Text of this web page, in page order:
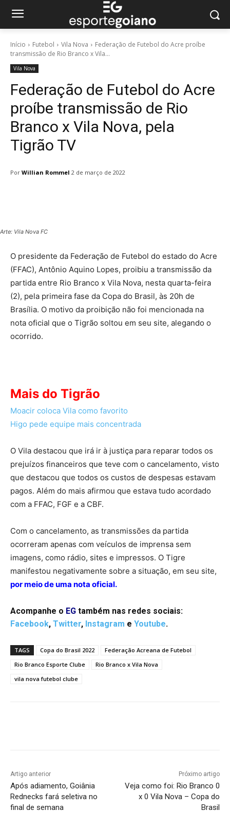
Início Futebol Vila Nova
Federação de Futebol do Acre proíbe
transmissão de Rio Branco x Vila...
Vila Nova
Federação de Futebol do Acre
proíbe transmissão de Rio
Branco x Vila Nova, pela
Tigrão TV
Por Willian Rommel 2 de março de 2022
Arte: Vila Nova FC
O presidente da Federação de Futebol do estado do Acre
(FFAC), Antônio Aquino Lopes, proibiu a transmissão da
partida entre Rio Branco x Vila Nova, nesta quarta-feira
(2), pela primeira fase da Copa do Brasil, às 20h de
Brasília. O motivo da proibição não foi mencionada na
nota oficial que o Tigrão soltou em seu site, alegando o
ocorrido.
Mais do Tigrão
Moacir coloca Vila como favorito
Higo pede equipe mais concentrada
O Vila destacou que irá ir à justiça para reparar todos os
prejuízos financeiros que teve com o cancelamento, visto
que destacou que todos os custos de despesas estavam
pagos. Além do mais afirmou que estava tudo acordado
com a FFAC, FGF e a CBF.
Com o cancelamento, as transmissões da partida
ocorreram apenas com veículos de imprensa sem
imagens, como rádio, sites e impressos. O Tigre
manifestou negativamente sobre a situação, em seu site,
por meio de uma nota oficial.
Acompanhe o EG também nas redes sociais:
Facebook, Twitter, Instagram e Youtube.
TAGS Copa do Brasil 2022
Federação Acreana de Futebol
Rio Branco Esporte Clube
Rio Branco x Vila Nova
vila nova futebol clube
Artigo anterior
Após adiamento, Goiânia
Rednecks fará seletiva no
final de semana
Próximo artigo
Veja como foi: Rio Branco 0
x 0 Vila Nova – Copa do
Brasil